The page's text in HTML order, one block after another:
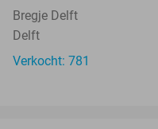
Bregje Delft
Delft
Verkocht: 781